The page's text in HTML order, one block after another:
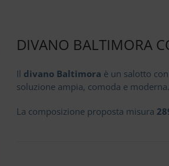
DIVANO BALTIMORA
Il divano Baltimora è un salotto
soluzione ampia, comoda e moderna.
La composizione proposta misura